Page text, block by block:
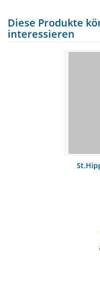
Diese Produkte
interessieren